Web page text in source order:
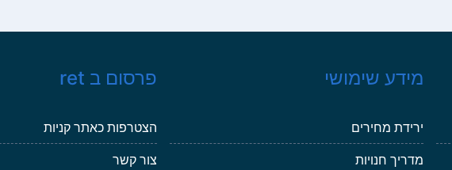
מידע שימושי
ירידת מחירים
מדריך חנויות
פרסום ב ret
הצטרפות כאתר קניות
צור קשר